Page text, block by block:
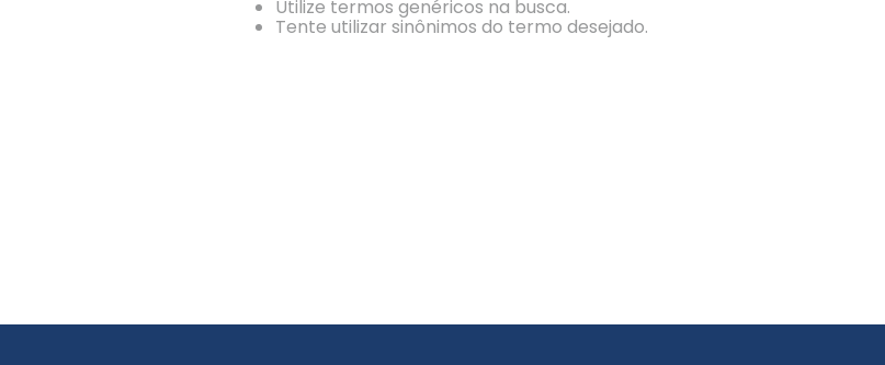
Utilize termos genéricos na busca.
Tente utilizar sinônimos do termo desejado.